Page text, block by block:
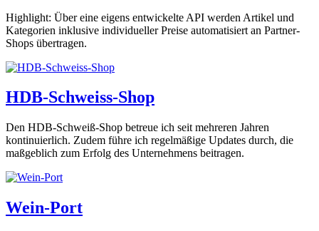
Highlight: Über eine eigens entwickelte API werden Artikel und
Kategorien inklusive individueller Preise automatisiert an Partner-
Shops übertragen.
HDB-Schweiss-Shop
Den HDB-Schweiß-Shop betreue ich seit mehreren Jahren
kontinuierlich. Zudem führe ich regelmäßige Updates durch, die
maßgeblich zum Erfolg des Unternehmens beitragen.
Wein-Port